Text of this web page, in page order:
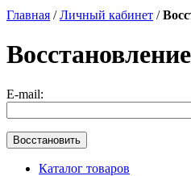
Главная /Личный кабинет /
E-mail:
Каталог товаров